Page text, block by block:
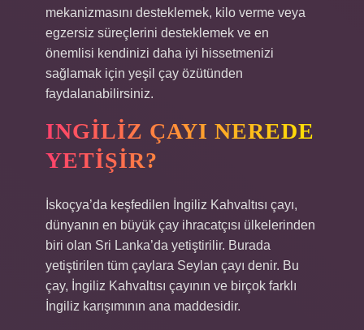
mekanizmasını desteklemek, kilo verme veya
egzersiz süreçlerini desteklemek ve en
önemlisi kendinizi daha iyi hissetmenizi
sağlamak için yeşil çay özütünden
faydalanabilirsiniz.
INGILIZ ÇAYI NEREDE
YETIŞIR?
İskoçya’da keşfedilen İngiliz Kahvaltısı çayı,
dünyanın en büyük çay ihracatçısı ülkelerinden
biri olan Sri Lanka’da yetiştirilir. Burada
yetiştirilen tüm çaylara Seylan çayı denir. Bu
çay, İngiliz Kahvaltısı çayının ve birçok farklı
İngiliz karışımının ana maddesidir.